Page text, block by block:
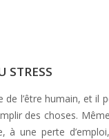
STRESS
de l’être humain, et il
des choses.
à une perte